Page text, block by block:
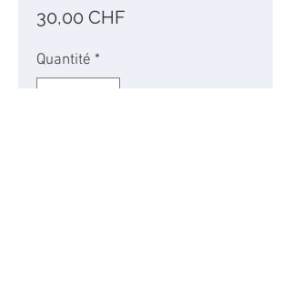
30,00 CHF
Quantité *